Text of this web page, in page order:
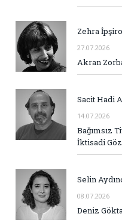
Zehra
27.07.2026
Akran
Sacit Hadi
14.07.2026
Bağımsız
İktisadi
Selin
08.07.2026
Deniz